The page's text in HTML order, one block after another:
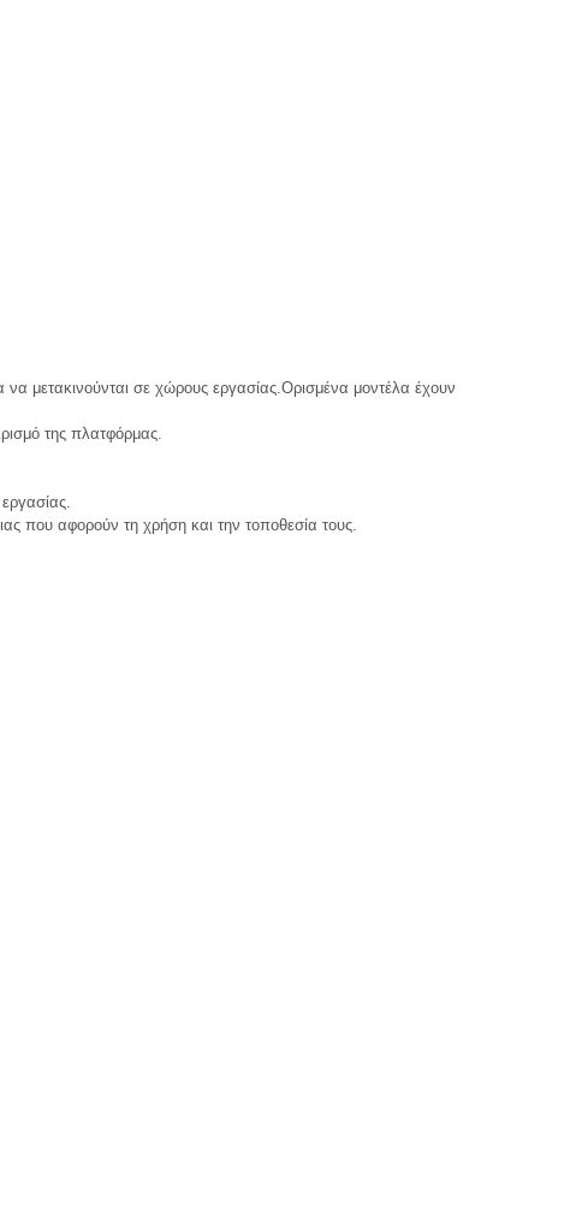
μετακινούνται σε χώρους εργασίας.Ορισμένα μοντέλα έχουν
της πλατφόρμας.
που αφορούν τη χρήση και την τοποθεσία τους.